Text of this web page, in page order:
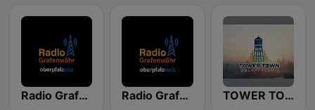
Radio Grafenwöhr - oberpfalzpop Radio Grafenwöhr - oberpfalzrock TOWER TOWN oberpfalzmix